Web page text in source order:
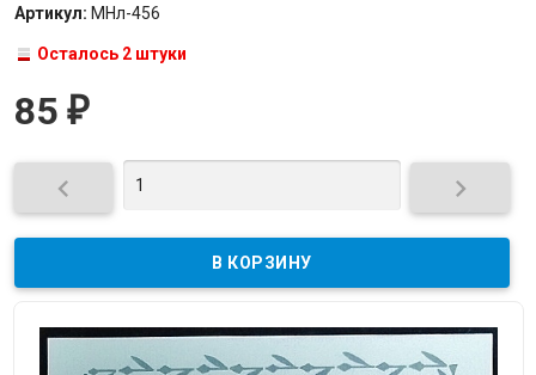
Артикул: МНл-456
Осталось 2 штуки
85 ₽
 